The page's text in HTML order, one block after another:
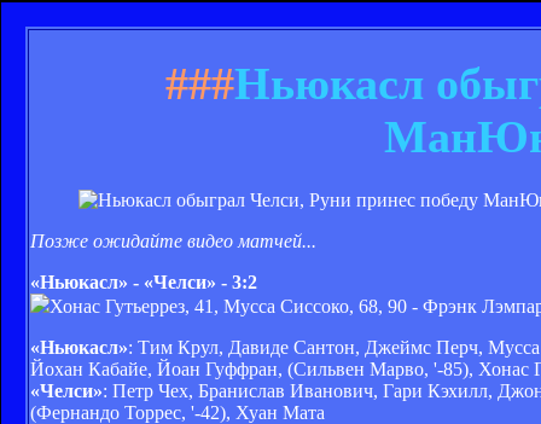
###Ньюкасл
Позже ожидайте видео матчей...
«Ньюкасл» - «Челси» - 3:2
Хонас Гутьеррез, 41, Мусса Сиссоко, 68, 90 - Фрэнк
«Ньюкасл»: Тим Крул, Давиде Сантон, Джеймс Перч,
Йохан Кабайе, Йоан Гуффран, (Сильвен Марво, '-85), Хонас
«Челси»: Петр Чех, Бранислав Иванович, Гари Кэхилл,
(Фернандо Торрес, '-42), Хуан Мата